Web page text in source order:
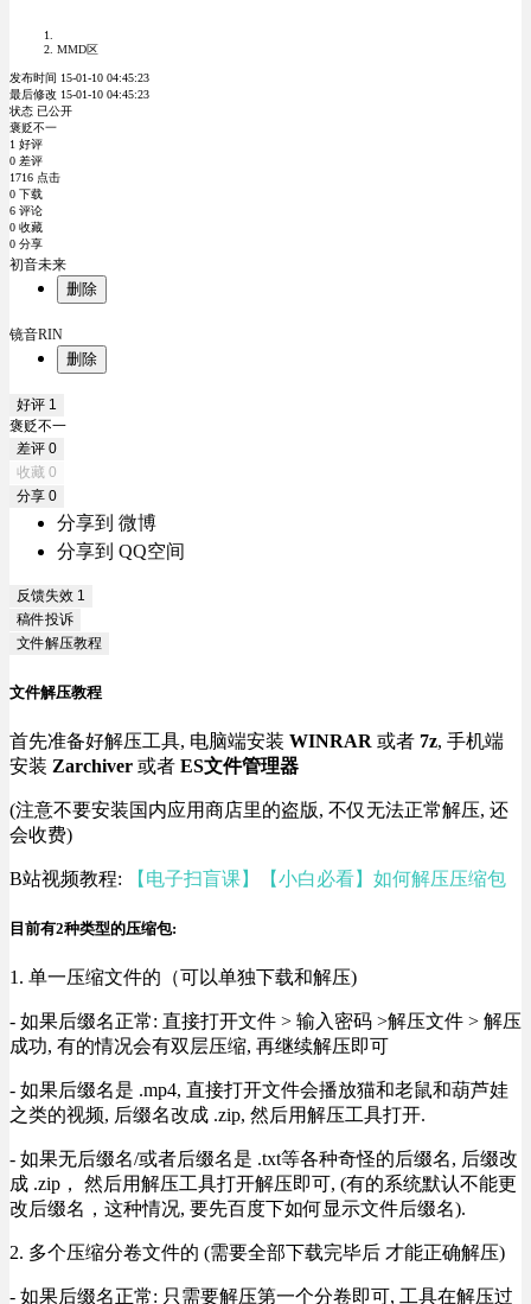
MMD区
发布时间 15-01-10 04:45:23
最后修改 15-01-10 04:45:23
状态 已公开
褒贬不一
1 好评
0 差评
1716 点击
0 下载
6 评论
0 收藏
0 分享
初音未来
删除
镜音RIN
删除
好评 1
褒贬不一
差评 0
收藏 0
分享 0
分享到 微博
分享到 QQ空间
反馈失效 1
稿件投诉
文件解压教程
文件解压教程
首先准备好解压工具, 电脑端安装 WINRAR 或者 7z, 手机端
安装 Zarchiver 或者 ES文件管理器
(注意不要安装国内应用商店里的盗版, 不仅无法正常解压, 还
会收费)
B站视频教程: 【电子扫盲课】【小白必看】如何解压压缩包
目前有2种类型的压缩包:
1. 单一压缩文件的（可以单独下载和解压)
- 如果后缀名正常: 直接打开文件 > 输入密码 >解压文件 > 解压
成功, 有的情况会有双层压缩, 再继续解压即可
- 如果后缀名是 .mp4, 直接打开文件会播放猫和老鼠和葫芦娃
之类的视频, 后缀名改成 .zip, 然后用解压工具打开.
- 如果无后缀名/或者后缀名是 .txt等各种奇怪的后缀名, 后缀改
成 .zip， 然后用解压工具打开解压即可, (有的系统默认不能更
改后缀名，这种情况, 要先百度下如何显示文件后缀名).
2. 多个压缩分卷文件的 (需要全部下载完毕后 才能正确解压)
- 如果后缀名正常: 只需要解压第一个分卷即可, 工具在解压过